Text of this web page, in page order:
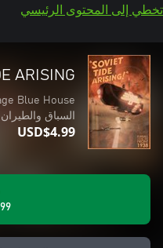
تخطي إلى المحتوى الرئيسي
ARISING !
Blue House
السباق والطيران
USD$4.99